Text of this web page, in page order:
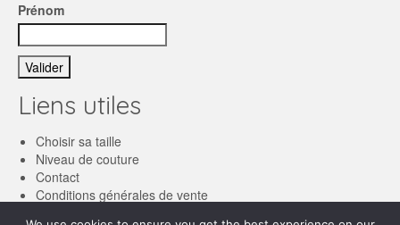
Prénom
Liens utiles
Choisir sa taille
Niveau de couture
Contact
Conditions générales de vente